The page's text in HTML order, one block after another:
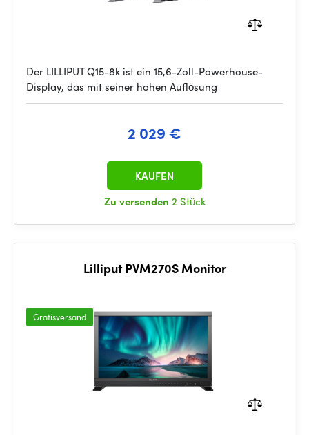
Der LILLIPUT Q15-8k ist ein 15,6-Zoll-Powerhouse-
Display, das mit seiner hohen Auflösung
2 029 €
Zu versenden 2 Stück
KAUFEN
Lilliput PVM270S Monitor
Gratisversand